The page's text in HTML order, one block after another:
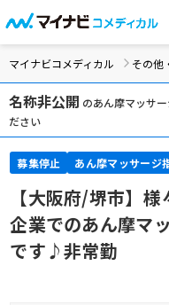
マイナビコメディカル その他
名称非公開 のあん摩マッサ
ださい
募集停止 あん摩マッサージ
【大阪府/堺市】
企業でのあん摩マ
です♪非常勤